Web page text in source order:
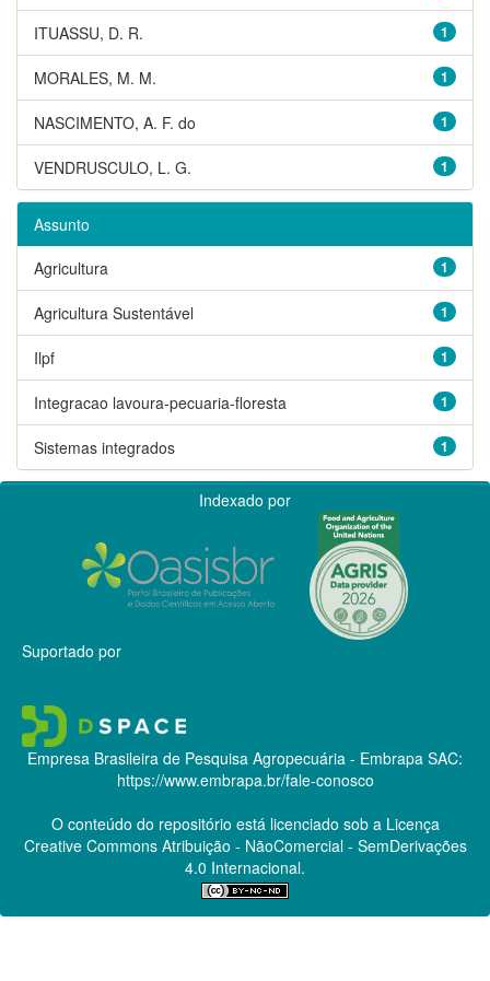
1
ITUASSU, D. R.
1
MORALES, M. M.
1
NASCIMENTO, A. F. do
1
VENDRUSCULO, L. G.
Assunto
1
Agricultura
1
Agricultura Sustentável
1
Ilpf
1
Integracao lavoura-pecuaria-floresta
1
Sistemas integrados
Indexado por
Suportado por
Empresa Brasileira de Pesquisa Agropecuária - Embrapa SAC:
https://www.embrapa.br/fale-conosco
O conteúdo do repositório está licenciado sob a Licença
Creative CommonsAtribuição - NãoComercial - SemDerivações
4.0 Internacional.